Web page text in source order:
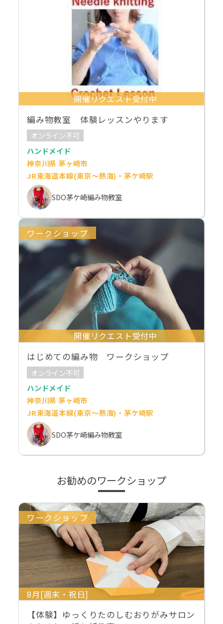
開催リクエスト受付中
編み物教室 体験レッスンやります
オンライン不可
ハンドメイド
神奈川県 茅ヶ崎市
JR東海道本線(東京～熱海)・茅ケ崎駅
SDO茅ケ崎編み物教室
ワークショップ
開催リクエスト受付中
はじめての編み物 ワークショップ
オンライン不可
ハンドメイド
神奈川県 茅ヶ崎市
JR東海道本線(東京～熱海)・茅ケ崎駅
SDO茅ケ崎編み物教室
お勧めのワークショップ
ワークショップ
8月[週末・祝日]
【体験】ゆっくりたのしむおりがみサロン